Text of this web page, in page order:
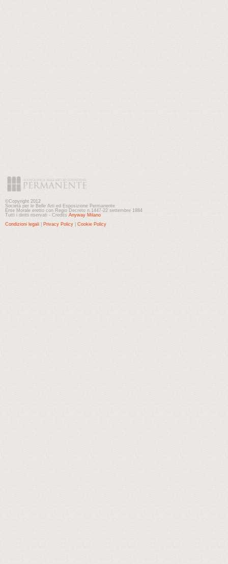
©Copyright 2012
Società per le Belle Arti ed Esposizione Permanente
Ente Morale eretto con Regio Decreto n.1447-22 settembre 1884
Tutti i diritti riservati - Credits Anyway Milano
Condizioni legali
Privacy Policy Cookie Policy